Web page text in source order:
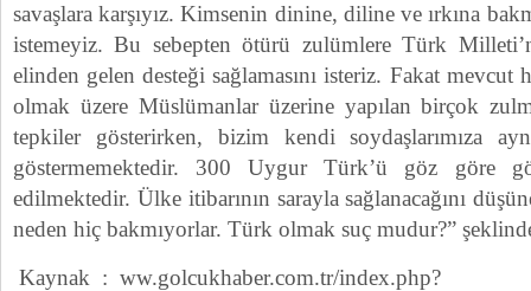
savaşlara karşıyız. Kimsenin dinine, diline ve ırkına
istemeyiz. Bu sebepten ötürü zulümlere Türk
elinden gelen desteği sağlamasını isteriz. Fakat
olmak üzere Müslümanlar üzerine yapılan birçok
tepkiler gösterirken, bizim kendi soydaşlarımıza
göstermemektedir. 300 Uygur Türk’ü göz göre
edilmektedir. Ülke itibarının sarayla sağlanacağını
neden hiç bakmıyorlar. Türk olmak suç mudur?”
Kaynak : ww.golcukhaber.com.tr/index.php?